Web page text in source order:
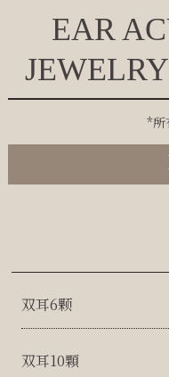
EAR
*所
双耳6颗
双耳10顆